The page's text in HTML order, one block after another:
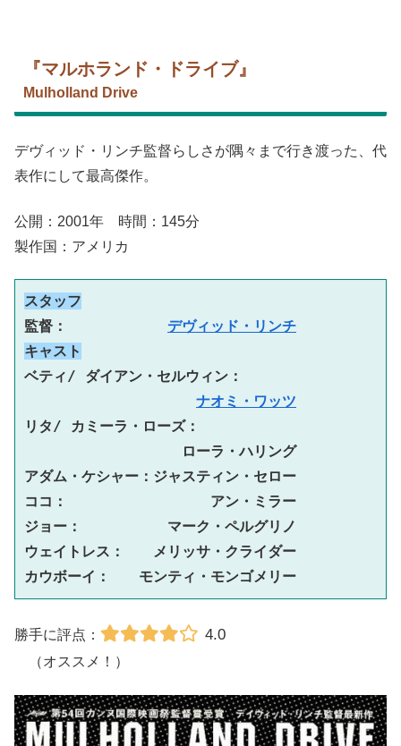
『マルホランド・ドライブ』
Mulholland Drive
デヴィッド・リンチ監督らしさが隅々まで行き渡った、代
表作にして最高傑作。
公開：2001年 時間：145分
製作国：アメリカ
スタッフ
監督： デヴィッド・リンチ
キャスト
ベティ/ ダイアン・セルウィン：
ナオミ・ワッツ
リタ/ カミーラ・ローズ：
ローラ・ハリング
アダム・ケシャー：ジャスティン・セロー
ココ：　　　　　　　　　　アン・ミラー
ジョー：　　　　　　マーク・ペルグリノ
ウェイトレス：　　メリッサ・クライダー
カウボーイ：　　モンティ・モンゴメリー
勝手に評点： 4.0
（オススメ！）